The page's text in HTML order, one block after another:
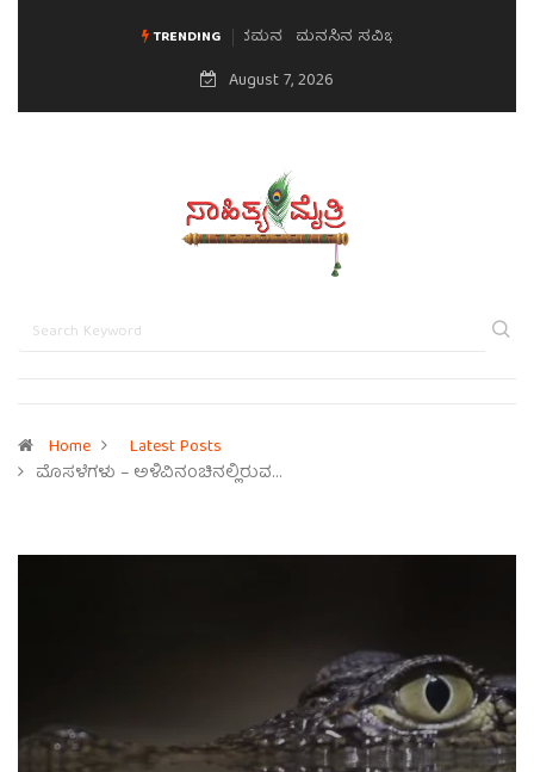
TRENDING ಮನಸಿನ ಸವಿಭಾವ
August 7, 2026
Home
Latest Posts
ಮೊಸಳೆಗಳು – ಅಳಿವಿನಂಚಿನಲ್ಲಿರುವ…